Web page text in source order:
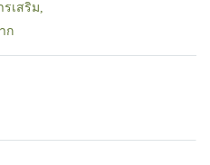
เสริม,
ก